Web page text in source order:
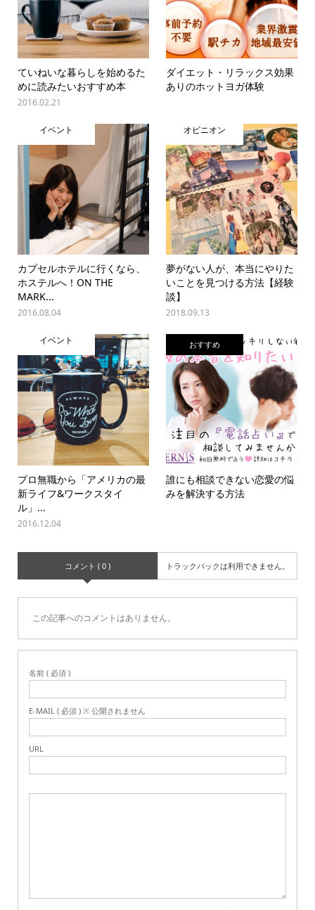
ていねいな暮らしを始めるた
めに読みたいおすすめ本
2016.02.21
ダイエット・リラックス効果
ありのホットヨガ体験
イベント
カプセルホテルに行くなら、
ホステルへ！ON THE
MARK...
2016.08.04
オピニオン
夢がない人が、本当にやりた
いことを見つける方法【経験
談】
2018.09.13
イベント
プロ無職から「アメリカの最
新ライフ&ワークスタイ
ル」...
2016.12.04
おすすめ
誰にも相談できない恋愛の悩
みを解決する方法
コメント ( 0 ) トラックバックは利用できません。
この記事へのコメントはありません。
名前 ( 必須 )
E-MAIL ( 必須 ) ※ 公開されません
URL